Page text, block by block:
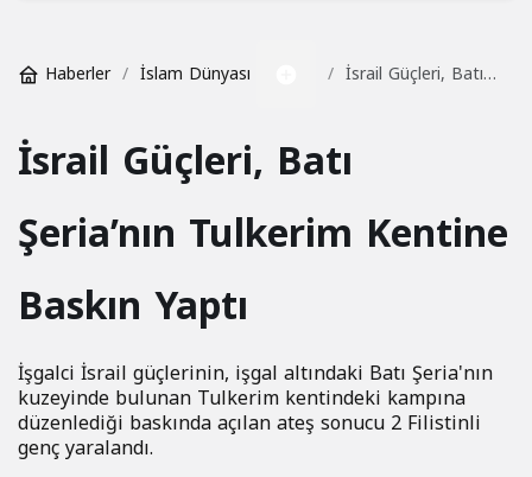
BorsaHaberler İslam Dünyası
İsrail Güçleri, Batı
Yaptı
İsrail Güçleri, Batı
Şeria’nın Tulkerim Kentine
Baskın Yaptı
İşgalci İsrail güçlerinin, işgal altındaki Batı Şeria'nın
kuzeyinde bulunan Tulkerim kentindeki kampına
düzenlediği baskında açılan ateş sonucu 2 Filistinli
genç yaralandı.